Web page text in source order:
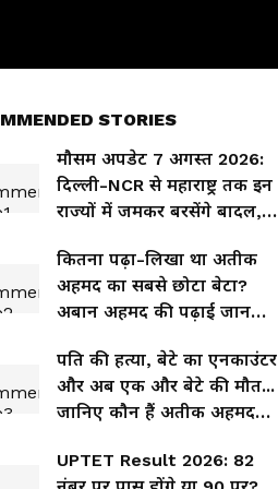
STORIES
मौसम अपडेट 7 अगस्त 2026:
दिल्ली-NCR से महाराष्ट्र तक इन
राज्यों में जमकर बरसेंगे बादल,
कितना पढ़ा-लिखा था अतीक
अहमद का सबसे छोटा बेटा?
अबान अहमद की पढ़ाई जानकर
पति की हत्या, बेटे का एनकाउंटर
और अब एक और बेटे की मौत...
जानिए कौन हैं अतीक अहमद
शाइस्ता परवीन?
UPTET Result 2026: 82